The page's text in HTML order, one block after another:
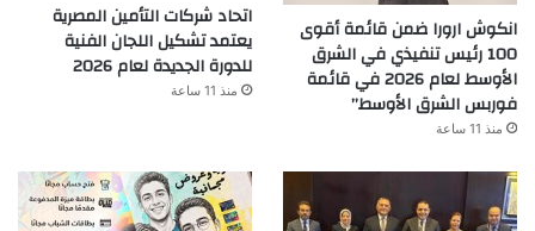
انكوش ارورا ضمن قائمة أقوى
100 رئيس تنفيذي في الشرق
الأوسط لعام 2026 في قائمة
فوربس الشرق الأوسط”
منذ 11 ساعة
اتحاد شركات التأمين المصرية
يعتمد تشكيل اللجان الفنية
للدورة الجديدة لعام 2026
منذ 11 ساعة